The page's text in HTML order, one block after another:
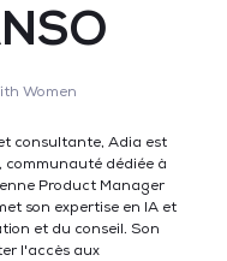
Women
consultante, Adia est
dédiée à
Product Manager
son expertise en IA et
et du conseil. Son
l'accès aux